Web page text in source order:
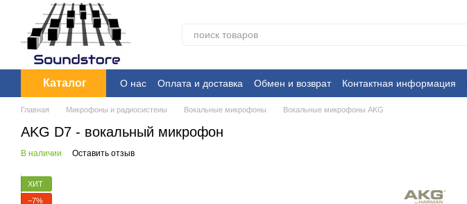
Перейти к основному контенту
Каталог О нас Оплата и доставка Обмен и возврат Контактная информация
Главная Микрофоны и радиосистеиы Вокальные микрофоны Вокальные микрофоны AKG
AKG D7 - вокальный микрофон
В наличии Оставить отзыв
ХИТ
−7%